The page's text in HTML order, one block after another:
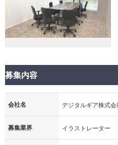
募集内容
会社名 デジタルギア株式会
募集業界 イラストレーター